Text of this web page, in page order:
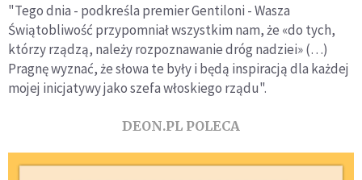
"Tego dnia - podkreśla premier Gentiloni - Wasza
Świątobliwość przypomniał wszystkim nam, że «do tych,
którzy rządzą, należy rozpoznawanie dróg nadziei» (…)
Pragnę wyznać, że słowa te były i będą inspiracją dla każdej
mojej inicjatywy jako szefa włoskiego rządu".
DEON.PL POLECA